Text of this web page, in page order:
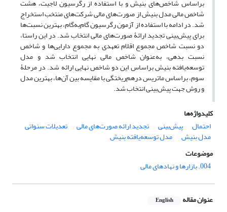
براساس شاخص‌های بنیش و با استفاده از رگرسیون لاجیت، هشت
شاخص مالی مدل بنیش از صورت‌های مالی شرکت‌های منتخب استخراج
شد. در ادامه با استفاده از آزمون رگرسیون گام‌به‌گام، بهترین نسبت‌ها
برای پیش‌بینی تجدید ارائۀ صورت‌های مالی انتخاب شد. در این راستا،
دو نسبت شاخص مجموع اقلام تعهدی به مجموع دارایی‌ها و شاخص
نسبت بدهی، به‌عنوان شاخص مالی نهایی انتخاب شد و مدل
توسعه‌یافته بنیش براساس این دو شاخص نهایی ارائه شد. در مرحلۀ
سوم، براساس ماتریس درهم‌ریختگی با مقایسه بین آن‌ها، بهترین مدل
و روش جهت پیش‌بینی انتخاب شد.
کلیدواژه‌ها
احتمال
پیش‌بینی تجدید ارائه صورت‌های مالی تعدیلات سنواتی
مدل بنیش
مدل توسعه‌یافته بنیش
موضوعات
004. بازارها و نهادهای مالی
عنوان مقاله English